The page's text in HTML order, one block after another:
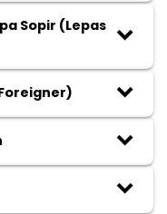
Sopir (Lepas keyboard_arrow_down
keyboard_arrow_down
keyboard_arrow_down
keyboard_arrow_down